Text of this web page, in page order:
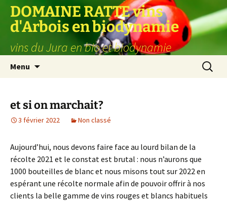
Aller
contenu
DOMAINE RATTE vins
d'Arbois en biodynamie
vins du Jura en bio et biodynamie
Menu
et si on marchait?
3 février 2022 Non classé
Aujourd’hui, nous devons faire face au lourd bilan de la
récolte 2021 et le constat est brutal : nous n’aurons que
1000 bouteilles de blanc et nous misons tout sur 2022 en
espérant une récolte normale afin de pouvoir offrir à nos
clients la belle gamme de vins rouges et blancs habituels